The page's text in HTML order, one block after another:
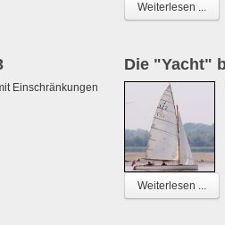
Weiterlesen ...
Einschränkungen
Die "Yacht"
Weiterlesen ...